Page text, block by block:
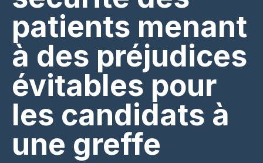
patients menant
à des préjudices
évitables pour
les candidats à
une greffe